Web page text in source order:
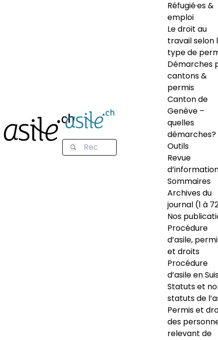
Réfugié·es &
emploi
Le droit au
travail selon
type de
Démarches
cantons &
permis
Canton de
Genève –
quelles
démarches?
Outils
Revue
Sommaires
Archives du
journal (1 à
Nos
Procédure
d’asile,
et droits
Procédure
d’asile en
Statuts et
statuts de
Permis et
des
relevant de